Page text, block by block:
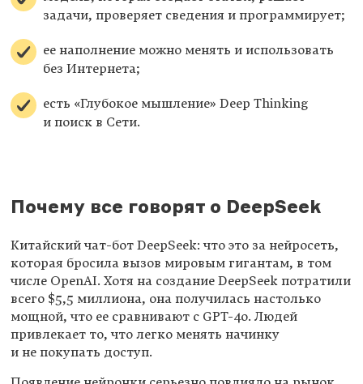
задачи, проверяет сведения и программирует;
ее наполнение можно менять и использовать
без Интернета;
есть «Глубокое мышление» Deep Thinking
и поиск в Сети.
Почему все говорят о DeepSeek
Китайский чат-бот DeepSeek: что это за нейросеть,
которая бросила вызов мировым гигантам, в том
числе OpenAI. Хотя на создание DeepSeek потратили
всего $5,5 миллиона, она получилась настолько
мощной, что ее сравнивают с GPT-4o. Людей
привлекает то, что легко менять начинку
и не покупать доступ.